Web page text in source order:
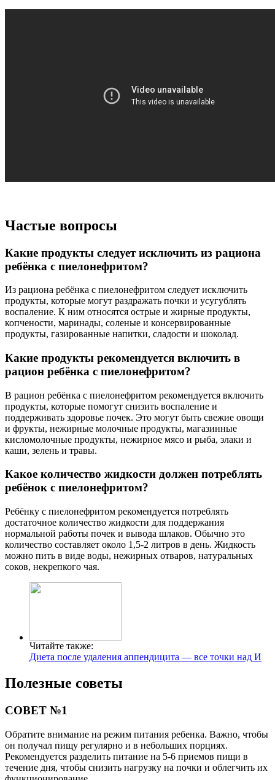
Частые вопросы
Какие продукты следует исключить из рациона
ребёнка с пиелонефритом?
Из рациона ребёнка с пиелонефритом следует исключить
продукты, которые могут раздражать почки и усугублять
воспаление. К ним относятся острые и жирные продукты,
копчености, маринады, соленые и консервированные
продукты, газированные напитки, сладости и шоколад.
Какие продукты рекомендуется включить в
рацион ребёнка с пиелонефритом?
В рацион ребёнка с пиелонефритом рекомендуется включить
продукты, которые помогут снизить воспаление и
поддерживать здоровье почек. Это могут быть свежие овощи
и фрукты, нежирные молочные продукты, магазинные
кисломолочные продукты, нежирное мясо и рыба, злаки и
каши, зелень и травы.
Какое количество жидкости должен потреблять
ребёнок с пиелонефритом?
Ребёнку с пиелонефритом рекомендуется потреблять
достаточное количество жидкости для поддержания
нормальной работы почек и вывода шлаков. Обычно это
количество составляет около 1,5-2 литров в день. Жидкость
можно пить в виде воды, нежирных отваров, натуральных
соков, некрепкого чая.
Читайте также:
Диета после удаления аппендицита — все точки над И
Полезные советы
СОВЕТ №1
Обратите внимание на режим питания ребенка. Важно, чтобы
он получал пищу регулярно и в небольших порциях.
Рекомендуется разделить питание на 5-6 приемов пищи в
течение дня, чтобы снизить нагрузку на почки и облегчить их